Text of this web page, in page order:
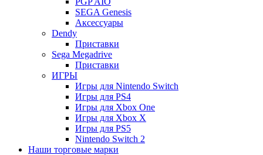
SEGA Genesis
Аксессуары
Dendy
Приставки
Sega Megadrive
Приставки
ИГРЫ
Игры для Nintendo Switch
Игры для PS4
Игры для Xbox One
Игры для Xbox X
Игры для PS5
Nintendo Switch 2
Наши торговые марки